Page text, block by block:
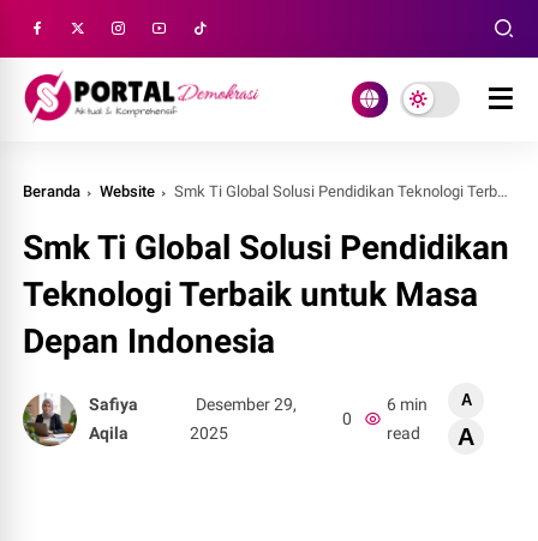
Beranda Website Smk Ti Global Solusi Pendidikan Teknologi Terbaik untuk Masa Depan Indonesia
Smk Ti Global Solusi Pendidikan
Teknologi Terbaik untuk Masa
Depan Indonesia
Safiya
Aqila
Desember 29,
2025
0
6 min
read
A
A